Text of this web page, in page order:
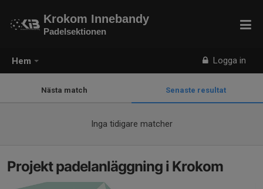
Hem Logga in
Krokom Innebandy
Padelsektionen
Nästa match Senaste resultat
Inga tidigare matcher
Projekt padelanläggning i Krokom